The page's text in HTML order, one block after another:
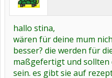
hallo stina,
wären für deine mum
besser? die werden für
maßgefertigt und sollten
sein. es gibt sie auf